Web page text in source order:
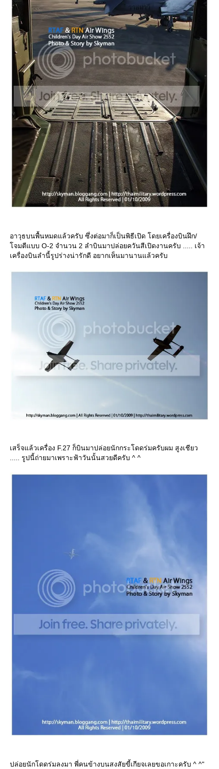
อาวุธบนพื้นหมดแล้วครับ ซึ่งต่อมาก็เป็นพิธีเปิด โดยเครื่องบินฝึก/
จมตีแบบ O-2 จำนวน 2 ลำบินมาปล่อยควันสีเปิดงานครับ ..... เจ้า
เครื่องบินลำนี้รูปร่างน่ารักดี อยากเห็นมานานแล้วครับ
เสร็จแล้วเครื่อง F.27 ก็บินมาปล่อยนักกระโดดร่มครับผม สูงเชียว
..... รูปนี้ถ่ายมาเพราะฟ้าวันนั้นสวยดีครับ ^ ^
ปล่อยนักโดดร่มลงมา พี่คนข้างบนสงสัยขี้เกียจเลยขอเกาะครับ ^ ^"